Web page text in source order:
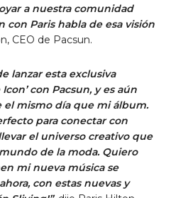
a nuestra comunidad
con Parishabla de esa visión
CEO de Pacsun.
lanzar esta exclusiva
con Pacsun, y es aún
el mismo día que mi álbum.
para conectar con
el universo creativo que
de la moda. Quiero
mi nueva música se
con estas nuevas y